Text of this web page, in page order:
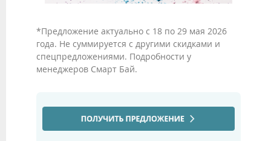
*Предложение актуально с 18 по 29 мая 2026
года. Не суммируется с другими скидками и
спецпредложениями. Подробности у
менеджеров Смарт Бай.